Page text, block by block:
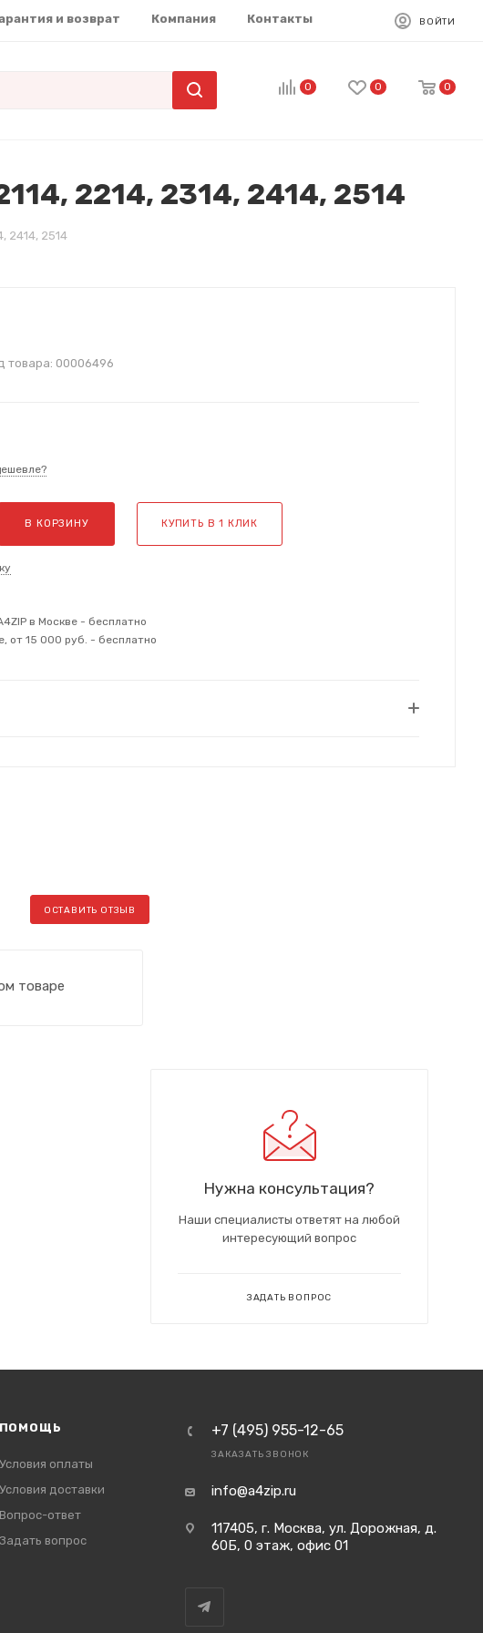
и возврат Компания Контакты ВОЙТИ
0 0 0
2214, 2314, 2414, 2514
2414, 2514
товара: 00006496
В КОРЗИНУ КУПИТЬ В 1 КЛИК
в Москве - бесплатно
от 15 000 руб. - бесплатно
ОСТАВИТЬ ОТЗЫВ
товаре
Нужна консультация?
Наши специалисты ответят на любой
интересующий вопрос
ЗАДАТЬ ВОПРОС
ПОМОЩЬ
Условия оплаты
Условия доставки
Вопрос-ответ
Задать вопрос
+7 (495) 955-12-65
ЗАКАЗАТЬ ЗВОНОК
info@a4zip.ru
117405, г. Москва, ул. Дорожная, д.
60Б, 0 этаж, офис 01